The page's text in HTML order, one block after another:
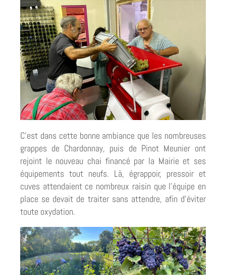
C’est dans cette bonne ambiance que les nombreuses
grappes de Chardonnay, puis de Pinot Meunier ont
rejoint le nouveau chai financé par la Mairie et ses
équipements tout neufs. Là, égrappoir, pressoir et
cuves attendaient ce nombreux raisin que l’équipe en
place se devait de traiter sans attendre, afin d’éviter
toute oxydation.